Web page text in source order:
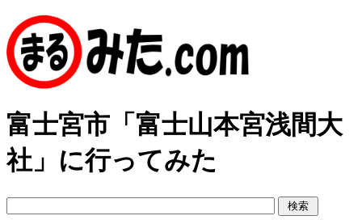
富士宮市「富士山本宮浅間大
社」に行ってみた